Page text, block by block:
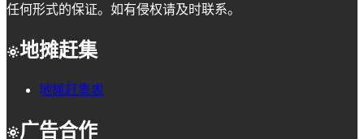
任何形式的保证。如有侵权请及时联系。
地摊赶集
地摊赶集表
广告合作